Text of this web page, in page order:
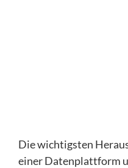
Die wichtigsten
einer Datenplattform